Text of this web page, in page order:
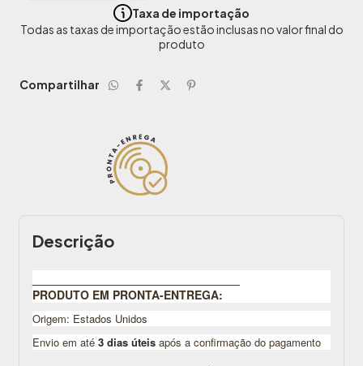
Taxa de importação
Todas as taxas de importação estão inclusas no valor final do
produto
Compartilhar
Descrição
PRODUTO EM PRONTA-ENTREGA:
Origem: Estados Unidos
Envio em até 3 dias úteis após a confirmação do pagamento